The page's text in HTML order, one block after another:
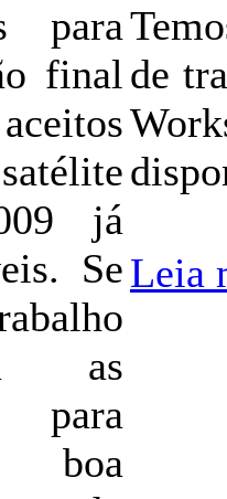
para
final
já
Se
as
para
boa
de
Leia